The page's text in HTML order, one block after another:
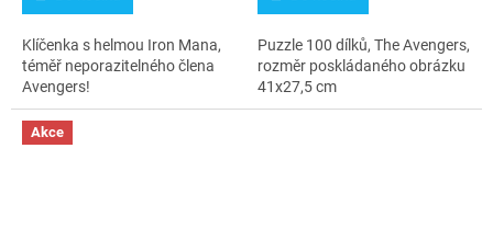
Klíčenka s helmou Iron Mana,
téměř neporazitelného člena
Avengers!
Puzzle 100 dílků, The Avengers,
rozměr poskládaného obrázku
41x27,5 cm
Akce